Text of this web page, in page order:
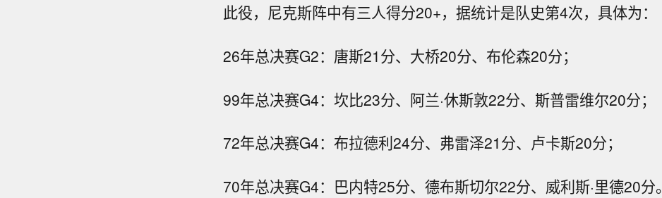
此役，尼克斯阵中有三人得分20+，据统计是队史第4次，具体为：
26年总决赛G2：唐斯21分、大桥20分、布伦森20分；
99年总决赛G4：坎比23分、阿兰·休斯敦22分、斯普雷维尔20分；
72年总决赛G4：布拉德利24分、弗雷泽21分、卢卡斯20分；
70年总决赛G4：巴内特25分、德布斯切尔22分、威利斯·里德20分。